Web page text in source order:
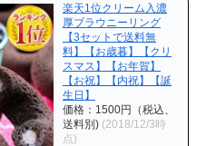
楽天1位クリーム入濃
厚ブラウニーリング
【3セットで送料無
料】【お歳暮】【クリ
スマス】【お年賀】
【お祝】【内祝】【誕
生日】
価格：1500円（税込、
送料別) (2018/12/3時
点)